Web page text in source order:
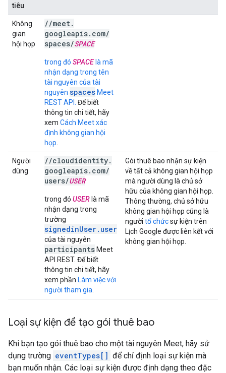
tiêu
Không
gian
hội họp
//meet.
googleapis. com/
spaces/SPACE
trong đó SPACElà mã
nhận dạng trong tên
tài nguyên của tài
nguyên spaces Meet
REST API.
Để biết
thông tin chi tiết, hãy
xem Cách Meet xác
định không gian hội
họp
Người
dùng
//cloudidentity.
googleapis. com/
users/USER
trong đó USER là mã
nhận dạng trong
trường
signedinUser.user
của tài nguyên
participants Meet
API REST. Để biết
thông tin chi tiết, hãy
xem phần Làm việc với
người tham gia
Gói thuê bao nhận sự kiện
về tất cả không gian hội họp
mà người dùng là chủ sở
hữu của không gian hội họp.
Thông thường, chủ sở hữu
không gian hội họp cũng là
người tổ chứcsự kiện trên
Lịch Google được liên kết với
không gian hội họp.
Loại sự kiện để tạo gói thuê bao
Khi bạn tạo gói thuê bao cho một tài nguyên Meet, hãy sử
dụng trường eventTypes[] để chỉ định loại sự kiện mà
bạn muốn nhận. Các loại sự kiện được định dạng theo đặc